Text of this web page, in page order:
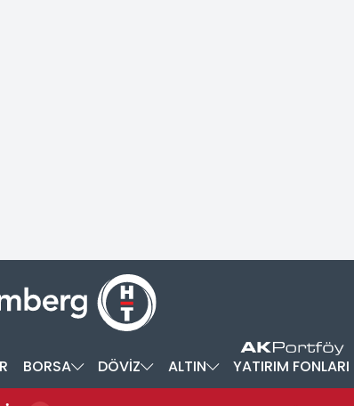
BORSA DÖVİZ ALTIN YATIRIM FONLARI